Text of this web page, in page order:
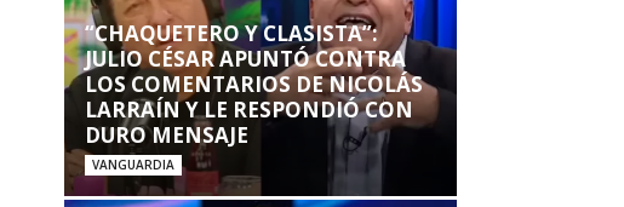
“CHAQUETERO Y CLASISTA”:
JULIO CÉSAR APUNTÓ CONTRA
LOS COMENTARIOS DE NICOLÁS
LARRAÍN Y LE RESPONDIÓ CON
DURO MENSAJE
VANGUARDIA